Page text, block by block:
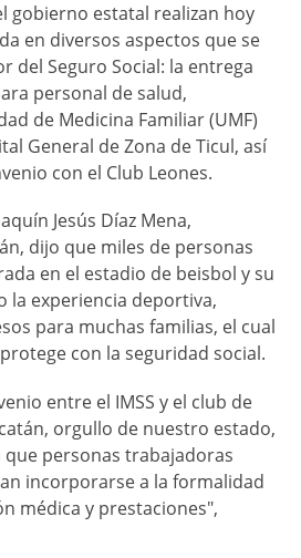
gobierno estatal realizan hoy
en diversos aspectos que se
del Seguro Social: la entrega
personal de salud,
de Medicina Familiar (UMF)
General de Zona de Ticul, así
con el Club Leones.
Jesús Díaz Mena,
dijo que miles de personas
en el estadio de beisbol y su
la experiencia deportiva,
para muchas familias, el cual
con la seguridad social.
entre el IMSS y el club de
orgullo de nuestro estado,
personas trabajadoras
incorporarse a la formalidad
médica y prestaciones",